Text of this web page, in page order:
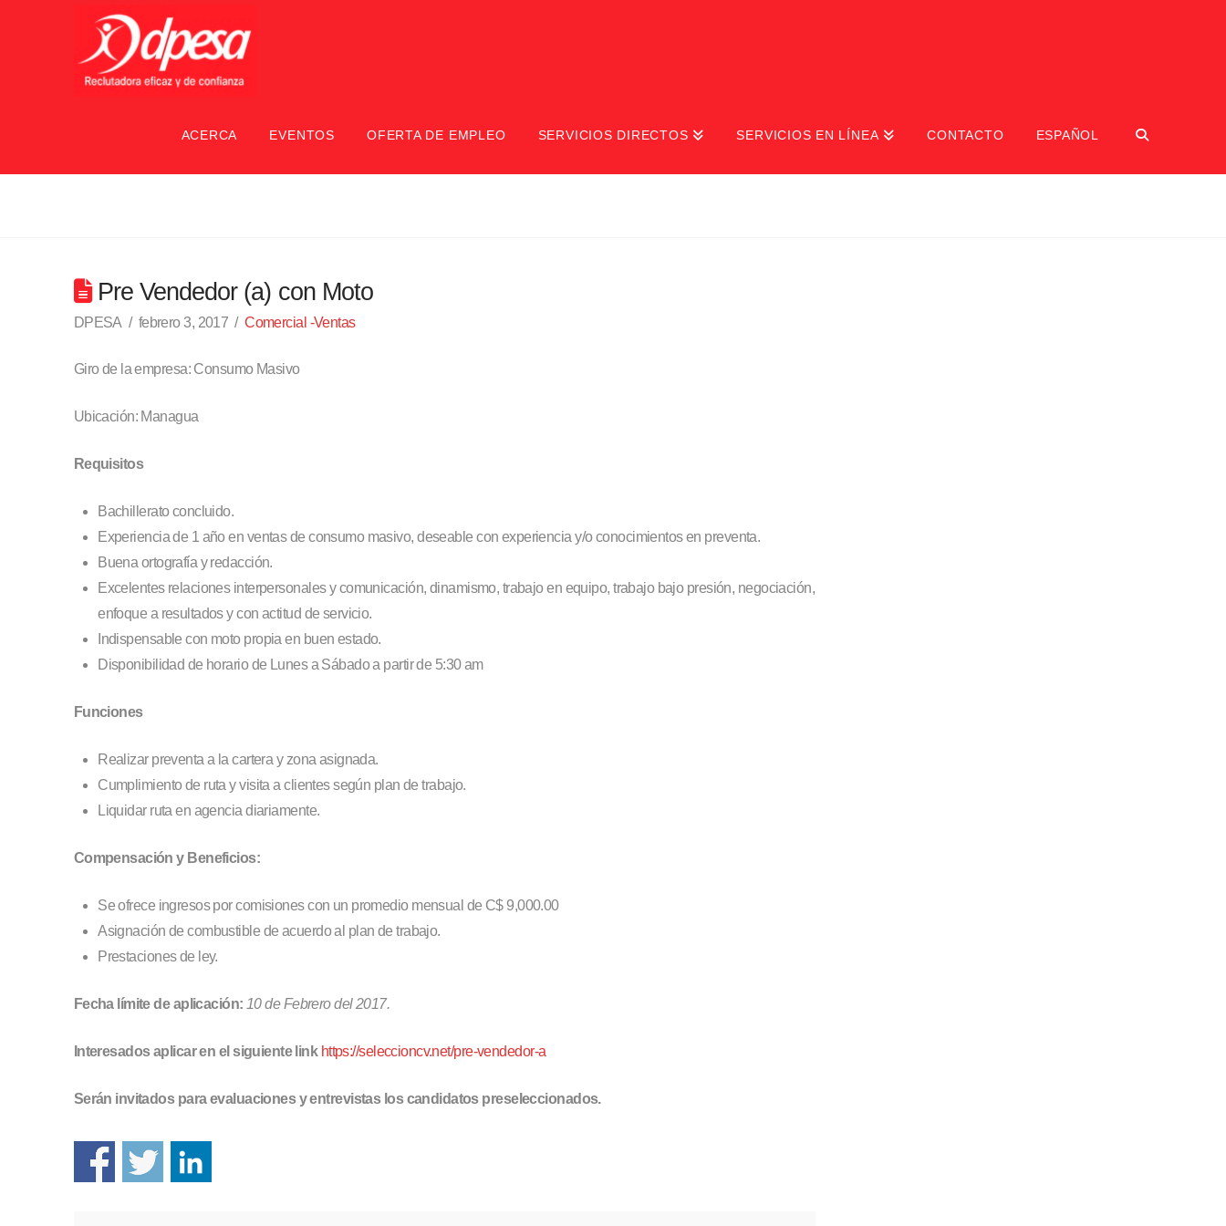
ACERCA EVENTOS OFERTA DE EMPLEO SERVICIOS DIRECTOS SERVICIOS EN LÍNEA CONTACTO ESPAÑOL
Pre Vendedor (a) con Moto
DPESA febrero 3, 2017 Comercial -Ventas
Giro de la empresa: Consumo Masivo
Ubicación: Managua
Requisitos
Bachillerato concluido.
Experiencia de 1 año en ventas de consumo masivo, deseable con experiencia y/o conocimientos en preventa.
Buena ortografía y redacción.
Excelentes relaciones interpersonales y comunicación, dinamismo, trabajo en equipo, trabajo bajo presión, negociación,
enfoque a resultados y con actitud de servicio.
Indispensable con moto propia en buen estado.
Disponibilidad de horario de Lunes a Sábado a partir de 5:30 am
Funciones
Realizar preventa a la cartera y zona asignada.
Cumplimiento de ruta y visita a clientes según plan de trabajo.
Liquidar ruta en agencia diariamente.
Compensación y Beneficios:
Se ofrece ingresos por comisiones con un promedio mensual de C$ 9,000.00
Asignación de combustible de acuerdo al plan de trabajo.
Prestaciones de ley.
Fecha límite de aplicación: 10 de Febrero del 2017.
Interesados aplicar en el siguiente link https://seleccioncv.net/pre-vendedor-a
Serán invitados para evaluaciones y entrevistas los candidatos preseleccionados.